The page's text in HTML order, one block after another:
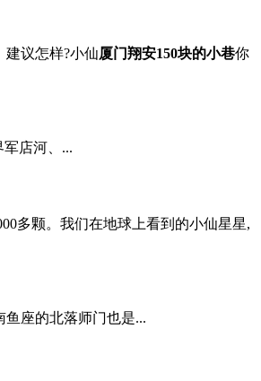
议怎样?小仙厦门翔安150块的小巷你
店河、...
多颗。我们在地球上看到的小仙星星,
座的北落师门也是...